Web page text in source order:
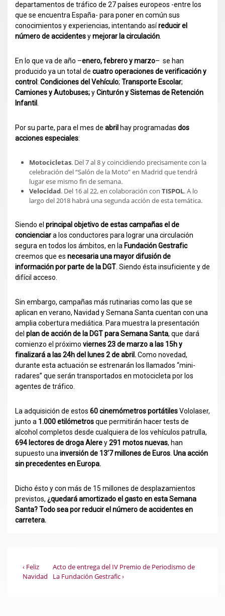
departamentos de tráfico de 27 países europeos -entre los
que se encuentra España- para poner en común sus
conocimientos y experiencias, intentando asíreducir el
número de accidentesymejorar la circulación.
En lo que va de año –enero, febrero y marzo– se han
producido ya un total de cuatro operaciones de verificación y
control: Condiciones del Vehículo; Transporte Escolar;
Camiones y Autobuses;yCinturón y Sistemas de Retención
Infantil.
Por su parte, para el mes de abril hay programadas dos
acciones especiales:
Motocicletas. Del 7 al 8 y coincidiendo precisamente con la
celebración del “Salón de la Moto” en Madrid que tendrá
lugar ese mismo fin de semana.
Velocidad. Del 16 al 22, en colaboración con TISPOL. A lo
largo del 2018 habrá una segunda acción de esta temática.
Siendo el principal objetivo de estas campañas el de
concienciara los conductores para lograr una circulación
segura en todos los ámbitos, en la Fundación Gestrafic
creemos que es necesaria una mayor difusión de
información por parte de la DGT. Siendo ésta insuficiente y de
difícil acceso.
Sin embargo, campañas más rutinarias como las que se
aplican en verano, Navidad y Semana Santa cuentan con una
amplia cobertura mediática. Para muestra la presentación
del plan de acción de la DGT para Semana Santa, que dará
comienzo el próximo viernes 23 de marzo a las 15h y
finalizará a las 24h del lunes 2 de abril.Como novedad,
durante esta actuación se estrenarán los llamados “mini-
radares” que serán transportados en motocicleta por los
agentes de tráfico.
La adquisición de estos 60 cinemómetros portátilesVololaser,
junto a 1.000 etilómetrosque permitirán hacer tests de
alcohol completos desde cualquiera de los vehículos patrulla,
694 lectores de droga Alerey291 motos nuevas, han
supuesto unainversión de 13’7 millones de Euros. Una acción
sin precedentes en Europa.
Dicho ésto y con más de 15 millones de desplazamientos
previstos, ¿quedará amortizado el gasto en esta Semana
Santa? Todo sea por reducir el número de accidentes en
carretera.
Navegación
La
entrada
‹ Feliz
Navidad
La
entrada
Acto de entrega del IV Premio de Periodismo de
La Fundación Gestrafic ›